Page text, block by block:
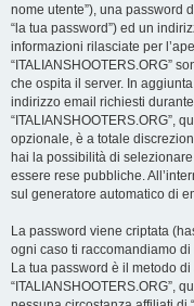
nome utente”), una password
“la tua password”) ed un
informazioni rilasciate per
“ITALIANSHOOTERS.ORG”
che ospita il server. In
indirizzo email richiesti
“ITALIANSHOOTERS.ORG”,
opzionale, è a totale
hai la possibilità di
essere rese pubbliche.
sul generatore automatico di
La password viene criptata
ogni caso ti raccomandiamo
La tua password è il metodo
“ITALIANSHOOTERS.ORG”,